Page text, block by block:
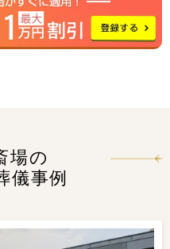
場の
儀事例